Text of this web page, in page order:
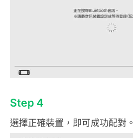
Step 4
選擇正確裝置，即可成功配對。